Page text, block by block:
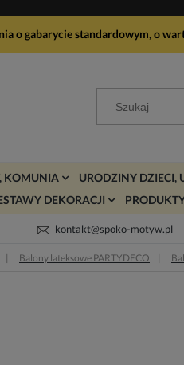
o gabarycie standardowym, o
KOMUNIA URODZINY DZIECI,
DEKORACJI
kontakt@spoko-motyw.pl
Balony lateksowe PARTYDECO